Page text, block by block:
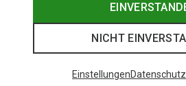
NICHT
EinstellungenDatenschutz